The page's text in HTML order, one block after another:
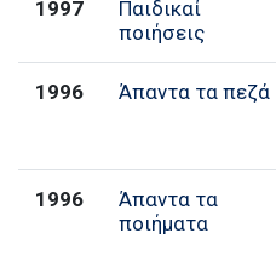
1997
Παιδικαί
ποιήσεις
1996 Άπαντα τα πεζά
1996
Άπαντα τα
ποιήματα